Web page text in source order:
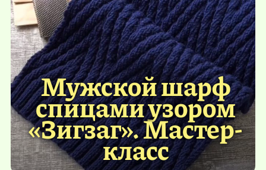
Мужской шарф
спицами узором
«Зигзаг». Мастер-
класс